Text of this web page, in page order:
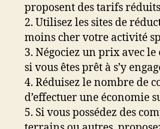
proposent des tarifs
2. Utilisez les sites de
moins cher votre activité
3. Négociez un prix avec
si vous êtes prêt à s’y
4. Réduisez le nombre de
d’effectuer une économie
5. Si vous possédez des